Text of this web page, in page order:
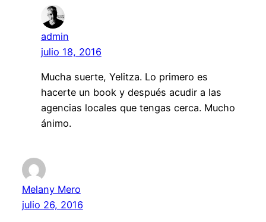
admin
julio 18, 2016
Mucha suerte, Yelitza. Lo primero es
hacerte un book y después acudir a las
agencias locales que tengas cerca. Mucho
ánimo.
Melany Mero
julio 26, 2016